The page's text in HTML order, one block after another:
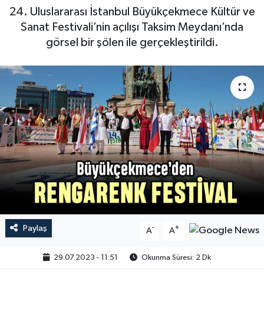
24. Uluslararası İstanbul Büyükçekmece Kültür ve
Sanat Festivali’nin açılışı Taksim Meydanı’nda
görsel bir şölen ile gerçekleştirildi.
Paylaş A- A+
29.07.2023 - 11:51 Okunma Süresi: 2 Dk